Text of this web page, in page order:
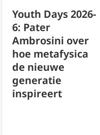
Dokkum 2026 100
jaar
Bonifatiusdag 1 –
Mgr. Ron van den
Hout over
pelgrimeren